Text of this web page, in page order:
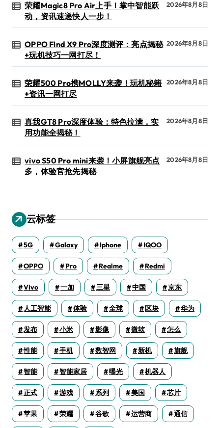
荣耀Magic8 Pro Air上手！掌中智能跃
动，资讯速递快人一步！
2026年8月8日
OPPO Find X9 Pro深度测评：亮点揭秘
+玩机技巧一网打尽！
2026年8月8日
荣耀500 Pro携MOLLY来袭！玩机秘籍
+资讯一网打尽
2026年8月8日
真我GT8 Pro深度体验：特色拉满，实
用功能全揭秘！
2026年8月8日
vivo S50 Pro mini来袭！小屏旗舰亮点
多，体验官抢先揭秘
2026年8月8日
云标签
5G Galaxy Iphone IQOO
OPPO Pro Realme Redmi
Vivo 一加 三星 中国 京东
人工智能 体验 全球 区块 华为
发布 小米 影像 微软 怎么
性能 手机 数智网 新机 旗舰
智能 智能家居 曝光 机器人
正式 游戏 系列 美国 芯片
苹果 荣耀 谷歌 运营商 通信